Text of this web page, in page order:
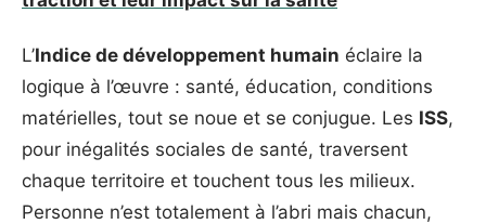
L’Indice de développement humain éclaire la
logique à l’œuvre : santé, éducation, conditions
matérielles, tout se noue et se conjugue. Les ISS,
pour inégalités sociales de santé, traversent
chaque territoire et touchent tous les milieux.
Personne n’est totalement à l’abri mais chacun,